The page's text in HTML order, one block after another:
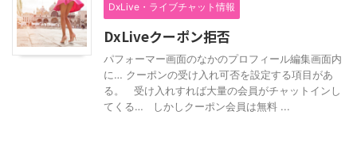
DxLive・ライブチャット情報
DxLiveクーポン拒否
パフォーマー画面のなかのプロフィール編集画面内
に… クーポンの受け入れ可否を設定する項目があ
る。 受け入れすれば大量の会員がチャットインし
てくる… しかしクーポン会員は無料 ...